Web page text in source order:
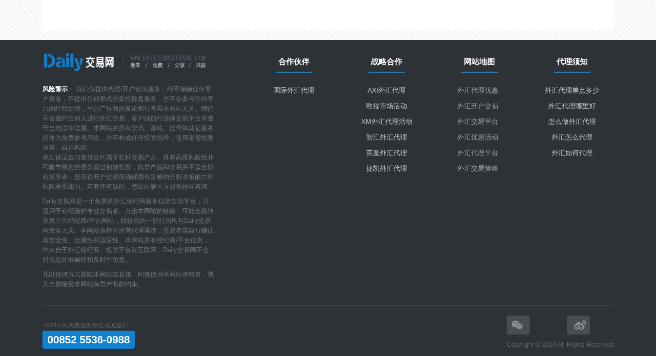
风险警示 ： 我们仅提供代理/开户咨询服务，绝不接触任何客
户资金，不提供任何形式的委托操盘服务，亦不会参与任何平
台的经营活动，平台广告商的言论和行为与本网站无关。我们
不会邀约任何人进行外汇交易，客户须自行选择交易平台并遵
守当地法律法规。本网站的所有资讯、策略、信号和其它服务
仅作为免费参考用途，并不构成任何投资指导，使用者需慎重
决策、自担风险。
外汇保证金与差价合约属于杠杆交易产品，具有高度风险性并
可能导致您的损失超过初始投资，此类产品和交易并不适合所
有投资者，您应在开户交易前确保拥有足够的分析决策能力和
风险承受能力。若有任何疑问，您应向第三方财务顾问咨询。
Daily交易网是一个免费的外汇经纪商服务信息交流平台，只
适用于有经验的专业交易者。点击本网站的链接，可能会跳转
至第三方经纪商/平台网站，跳转后的一切行为均与Daily交易
网完全无关。本网站推荐的所有代理渠道，交易者需自行确认
其安全性、合规性和适应性。本网站所有经纪商/平台信息，
均来自于外汇经纪商、投资平台和互联网，Daily交易网不会
对信息的准确性和及时性负责。
凡以任何方式登陆本网站或直接、间接使用本网站资料者，视
为自愿接受本网站免责声明的约束。
代理须知
外汇代理差点多少
外汇代理哪里好
怎么做外汇代理
外汇怎么代理
外汇如何代理
网站地图
外汇代理优惠
外汇开户交易
外汇交易平台
外汇优惠活动
外汇代理平台
外汇交易策略
战略合作
AXI外汇代理
欧福市场活动
XM外汇代理活动
智汇外汇代理
英皇外汇代理
捷凯外汇代理
合作伙伴
国际外汇代理
7X24小时免费服务热线·欢迎拨打
00852 5536-0988 Copyright © 2019 All Rights Reserved